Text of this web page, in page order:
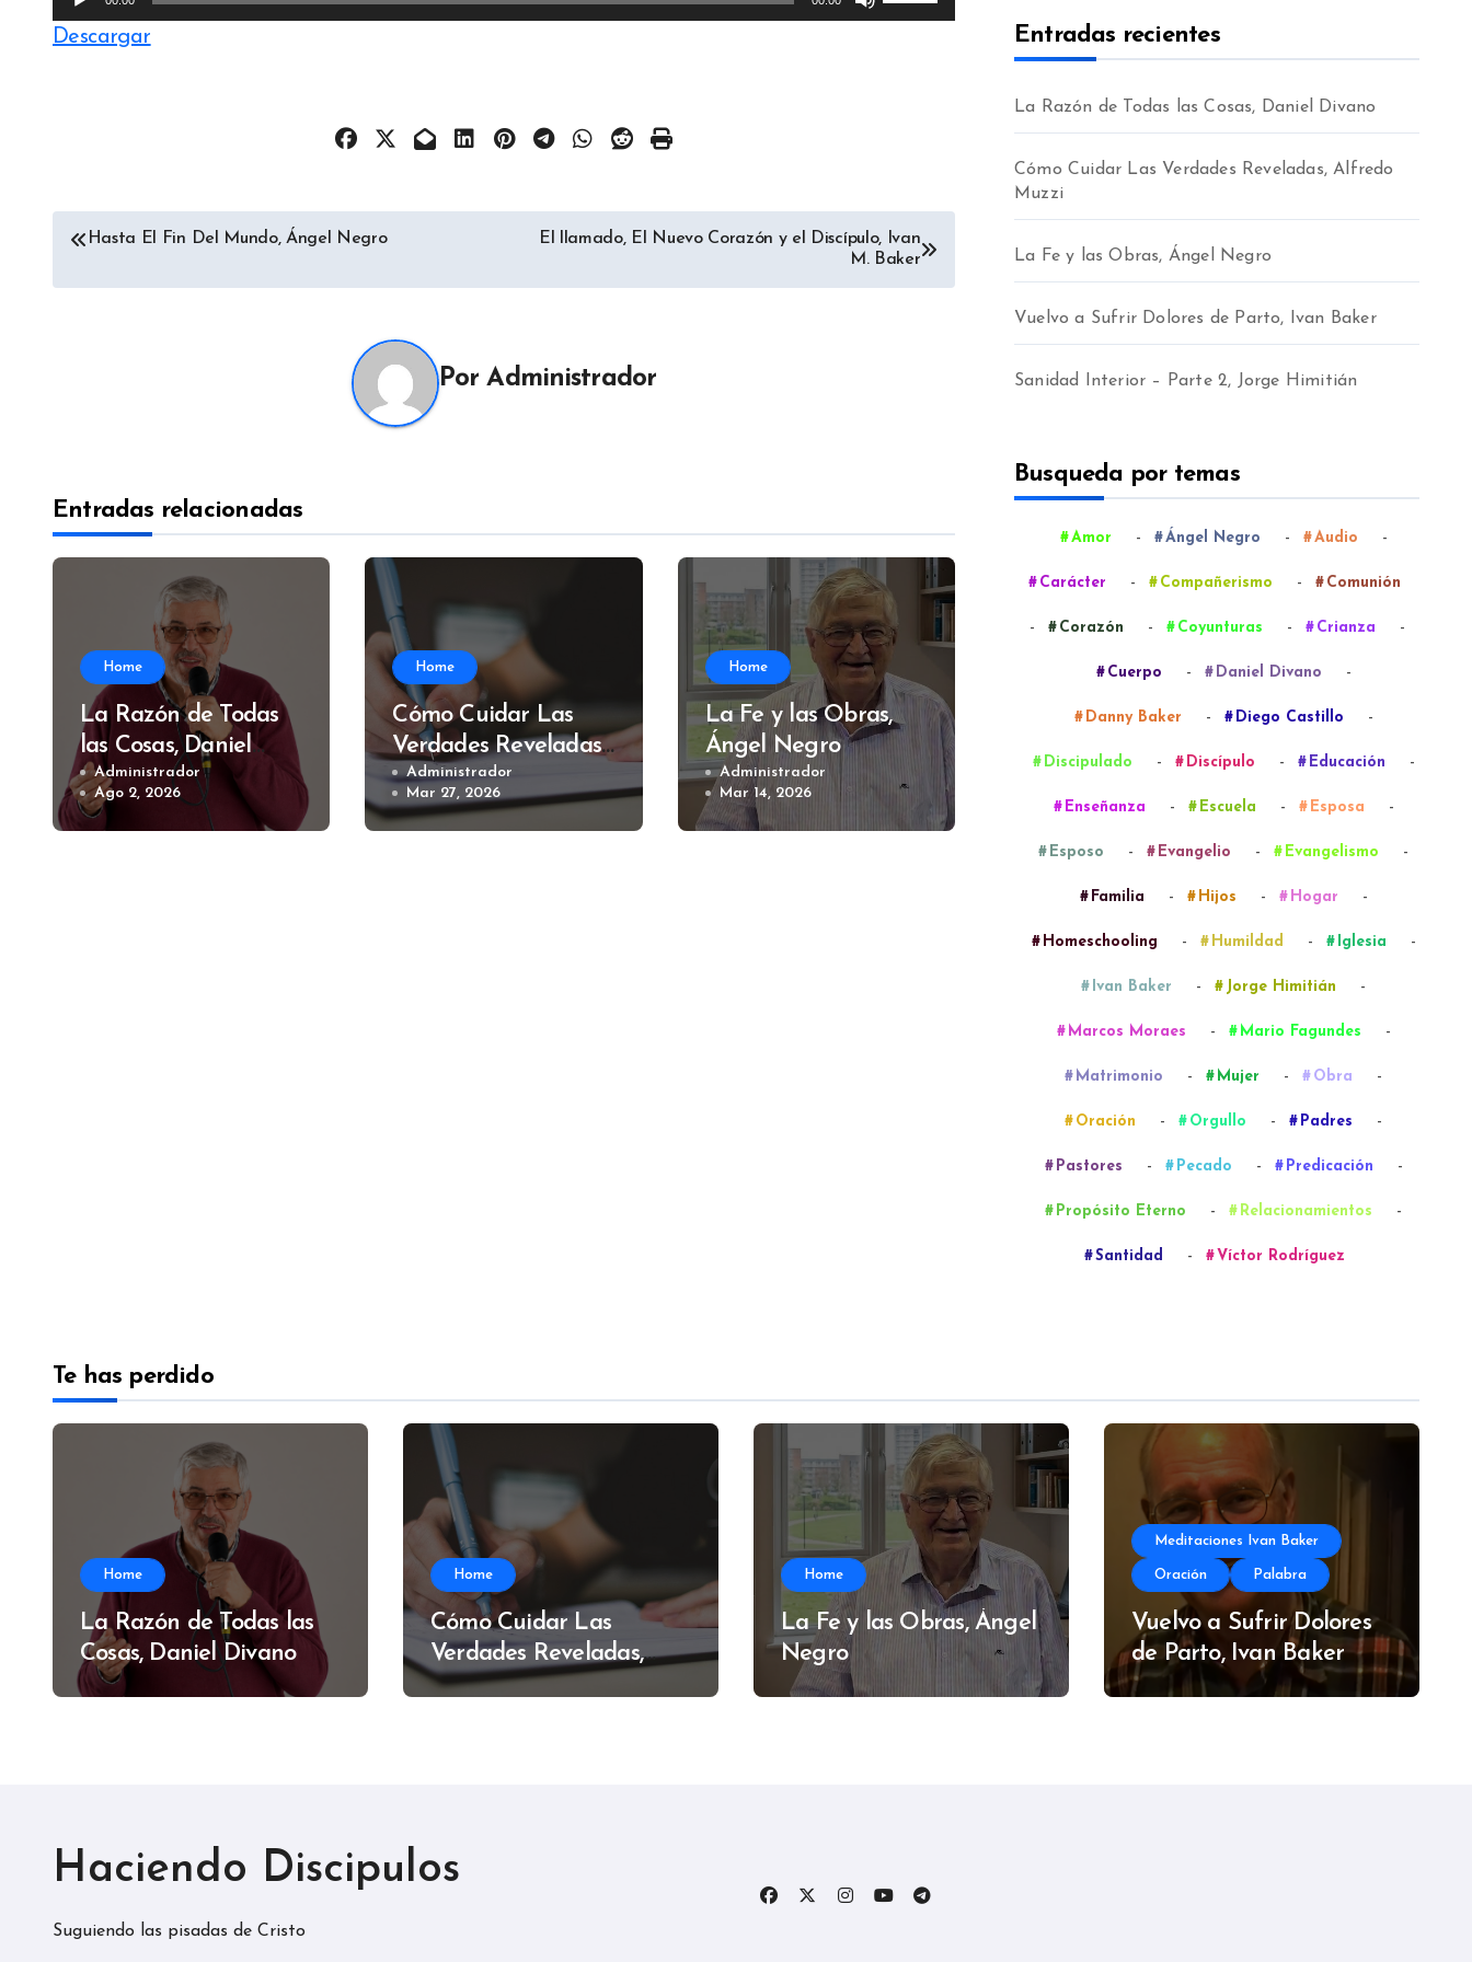
de
las
o
disminuir
Descargar
Navegación
de
Hasta El Fin Del Mundo, Ángel Negro
El llamado, El Nuevo Corazón y el Discípulo, Ivan
M. Baker
PorAdministrador
Entradas relacionadas
Home
La Razón de Todas
las Cosas, Daniel
Divano
Administrador
Ago 2, 2026
Home
Cómo Cuidar Las
Verdades Reveladas,
Alfredo Muzzi
Administrador
Mar 27, 2026
Home
La Fe y las Obras,
Ángel Negro
Administrador
Mar 14, 2026
Entradas recientes
La Razón de Todas las Cosas, Daniel Divano
Cómo Cuidar Las Verdades Reveladas, Alfredo
Muzzi
La Fe y las Obras, Ángel Negro
Vuelvo a Sufrir Dolores de Parto, Ivan Baker
Sanidad Interior – Parte 2, Jorge Himitián
Busqueda por temas
Amor - Ángel Negro - Audio -
Carácter - Compañerismo - Comunión
- Corazón - Coyunturas - Crianza -
Cuerpo - Daniel Divano -
Danny Baker - Diego Castillo -
Discipulado - Discípulo - Educación -
Enseñanza - Escuela - Esposa -
Esposo - Evangelio - Evangelismo -
Familia - Hijos - Hogar -
Homeschooling - Humildad - Iglesia -
Ivan Baker - Jorge Himitián -
Marcos Moraes - Mario Fagundes -
Matrimonio - Mujer - Obra -
Oración - Orgullo - Padres -
Pastores - Pecado - Predicación -
Propósito Eterno - Relacionamientos -
Santidad - Víctor Rodríguez
Te has perdido
Home
La Razón de Todas las
Cosas, Daniel Divano
Home
Cómo Cuidar Las
Verdades Reveladas,
Alfredo Muzzi
Home
La Fe y las Obras, Ángel
Negro
Meditaciones Ivan Baker
Oración Palabra
Vuelvo a Sufrir Dolores
de Parto, Ivan Baker
Haciendo Discipulos
Suguiendo las pisadas de Cristo